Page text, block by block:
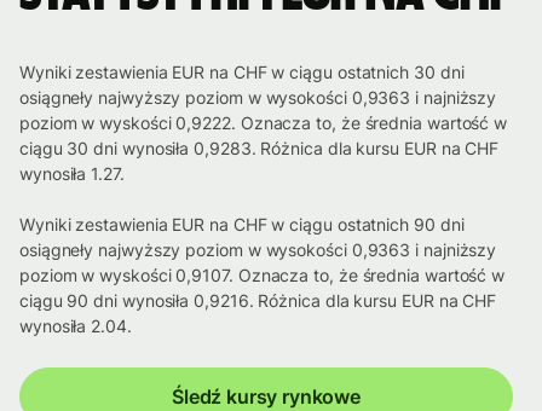
Wyniki zestawienia EUR na CHF w ciągu ostatnich 30 dni
osiągneły najwyższy poziom w wysokości 0,9363 i najniższy
poziom w wyskości 0,9222. Oznacza to, że średnia wartość w
ciągu 30 dni wynosiła 0,9283. Różnica dla kursu EUR na CHF
wynosiła 1.27.
Wyniki zestawienia EUR na CHF w ciągu ostatnich 90 dni
osiągneły najwyższy poziom w wysokości 0,9363 i najniższy
poziom w wyskości 0,9107. Oznacza to, że średnia wartość w
ciągu 90 dni wynosiła 0,9216. Różnica dla kursu EUR na CHF
wynosiła 2.04.
Śledź kursy rynkowe